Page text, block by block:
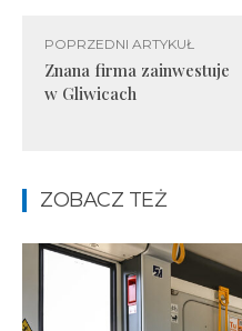
POPRZEDNI ARTYKUŁ
Znana firma zainwestuje
w Gliwicach
ZOBACZ TEŻ